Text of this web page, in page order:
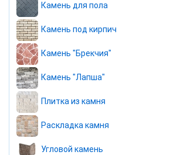
Камень для пола
Камень под кирпич
Камень "Брекчия"
Камень "Лапша"
Плитка из камня
Раскладка камня
Угловой камень